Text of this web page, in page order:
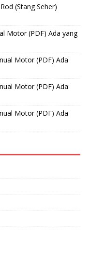
(Stang Seher)
Motor (PDF) Ada yang
Motor (PDF) Ada
Motor (PDF) Ada
Motor (PDF) Ada